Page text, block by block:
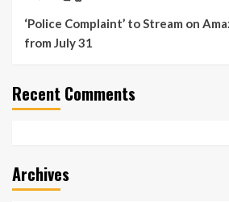
‘Police Complaint’ to Stream on
from July 31
Recent Comments
Archives